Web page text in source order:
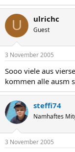
U ulrichc
Guest
3 November 2005
Sooo viele aus
kommen alle ausm
steffi74
Namhaftes
3 November 2005